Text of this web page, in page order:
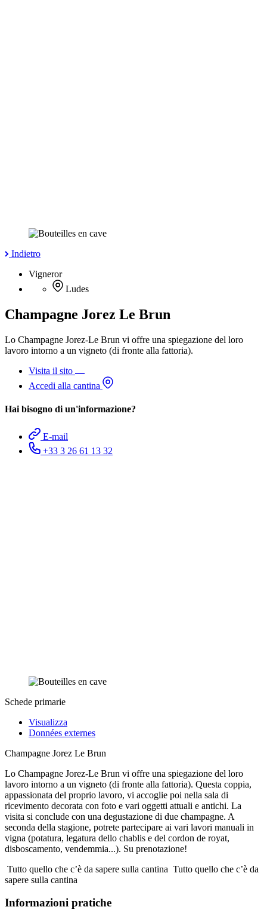
Indietro
Vigneror
Ludes
Champagne Jorez Le Brun
Lo Champagne Jorez-Le Brun vi offre una spiegazione del loro
lavoro intorno a un vigneto (di fronte alla fattoria).
Visita il sito
Accedi alla cantina
Hai bisogno di un'informazione?
E-mail
+33 3 26 61 13 32
Schede primarie
Visualizza
Données externes
Champagne Jorez Le Brun
Lo Champagne Jorez-Le Brun vi offre una spiegazione del loro
lavoro intorno a un vigneto (di fronte alla fattoria). Questa coppia,
appassionata del proprio lavoro, vi accoglie poi nella sala di
ricevimento decorata con foto e vari oggetti attuali e antichi. La
visita si conclude con una degustazione di due champagne. A
seconda della stagione, potrete partecipare ai vari lavori manuali in
vigna (potatura, legatura dello chablis e del cordon de royat,
disboscamento, vendemmia...). Su prenotazione!
Tutto quello che c’è da sapere sulla cantina Tutto quello che c’è da
sapere sulla cantina
Informazioni pratiche